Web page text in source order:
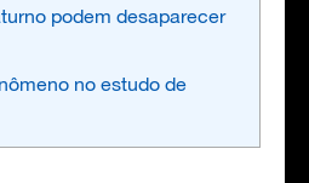
podem desaparecer
no estudo de